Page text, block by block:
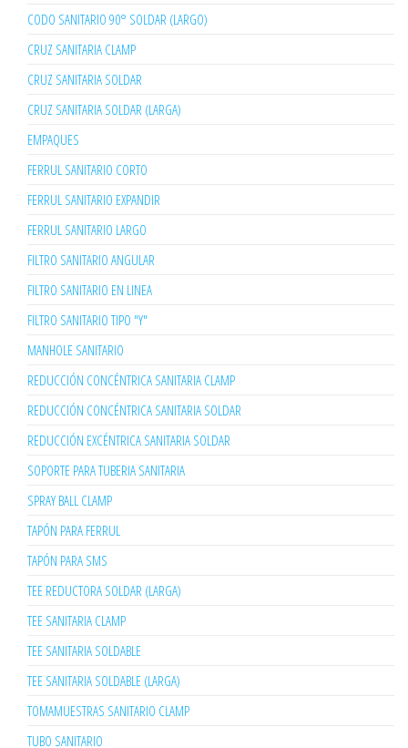
CODO SANITARIO 90° SOLDAR (LARGO)
CRUZ SANITARIA CLAMP
CRUZ SANITARIA SOLDAR
CRUZ SANITARIA SOLDAR (LARGA)
EMPAQUES
FERRUL SANITARIO CORTO
FERRUL SANITARIO EXPANDIR
FERRUL SANITARIO LARGO
FILTRO SANITARIO ANGULAR
FILTRO SANITARIO EN LINEA
FILTRO SANITARIO TIPO "Y"
MANHOLE SANITARIO
REDUCCIÓN CONCÉNTRICA SANITARIA CLAMP
REDUCCIÓN CONCÉNTRICA SANITARIA SOLDAR
REDUCCIÓN EXCÉNTRICA SANITARIA SOLDAR
SOPORTE PARA TUBERIA SANITARIA
SPRAY BALL CLAMP
TAPÓN PARA FERRUL
TAPÓN PARA SMS
TEE REDUCTORA SOLDAR (LARGA)
TEE SANITARIA CLAMP
TEE SANITARIA SOLDABLE
TEE SANITARIA SOLDABLE (LARGA)
TOMAMUESTRAS SANITARIO CLAMP
TUBO SANITARIO